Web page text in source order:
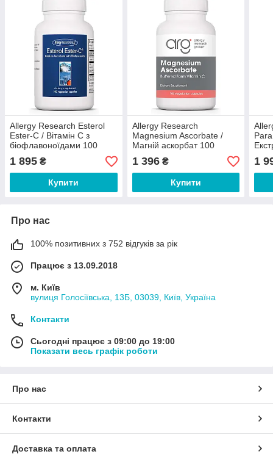
Allergy Research Esterol
Ester-C / Вітамін С з
біофлавоноїдами 100
капсул
1 895 ₴
Купити
Allergy Research
Magnesium Ascorbate /
Магній аскорбат 100
капсул
1 396₴
Купити
120
1
Про нас
100% позитивних з 752 відгуків за рік
Працює з 13.09.2018
м. Київ
вулиця Голосіївська, 13Б, 03039, Київ, Україна
Контакти
Сьогодні працює з 09:00 до 19:00
Показати весь графік роботи
Про нас
Контакти
Доставка та оплата